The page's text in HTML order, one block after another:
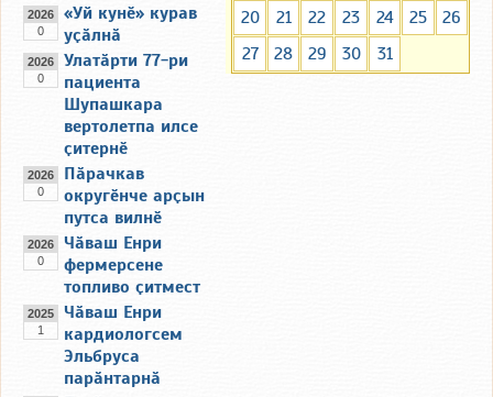
20
21 22 23 24 25
26
27
28 29 30 31
2026
0
«Уй кунӗ» курав
уҫӑлнӑ
2026
0
Улатӑрти 77-ри
пациента
Шупашкара
вертолетпа илсе
ҫитернӗ
2026
0
Пӑрачкав
округӗнче арҫын
путса вилнӗ
2026
0
Чӑваш Енри
фермерсене
топливо ҫитмест
2025
1
Чӑваш Енри
кардиологсем
Эльбруса
парӑнтарнӑ